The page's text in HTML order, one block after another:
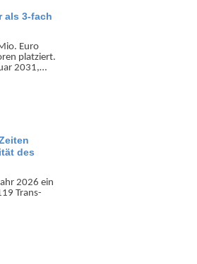
als 3-fach
Euro
platziert.
2031,…
des
2026 ein
Trans­